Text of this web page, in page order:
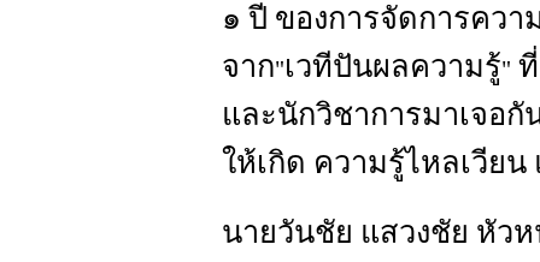
๑ ปี ของการจัดการควา
จาก"เวทีปันผลความรู้"
และนักวิชาการมาเจอ
ให้เกิด ความรู้ไหลเวีย
นายวันชัย แสวงชัย หัว